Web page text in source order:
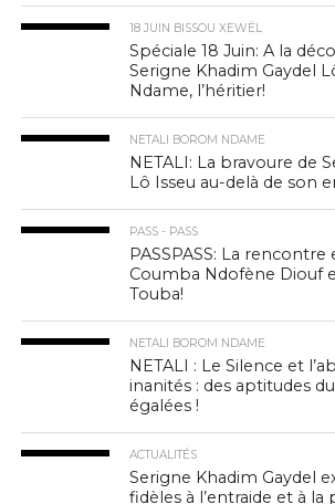
18 JUIN BISSOU XEWËL
Spéciale 18 Juin: A la
Serigne Khadim Gaydel
Ndame, l’héritier!
NETALI BOROM NDAME
NETALI: La bravoure de
Lô Isseu au-delà de son
PASS - PASS
PASSPASS: La
Coumba Ndofène Diouf
Touba!
NETALI BOROM NDAME
NETALI : Le Silence et
inanités : des aptitudes
égalées !
ACTUALITÉS
Serigne Khadim Gaydel
fidèles à l’entraide et à la